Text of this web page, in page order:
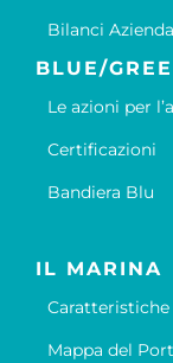
Bilanci
BLUE/
Le azioni per
Certificazioni
Bandiera Blu
IL MARINA
Caratteristiche
Mappa del